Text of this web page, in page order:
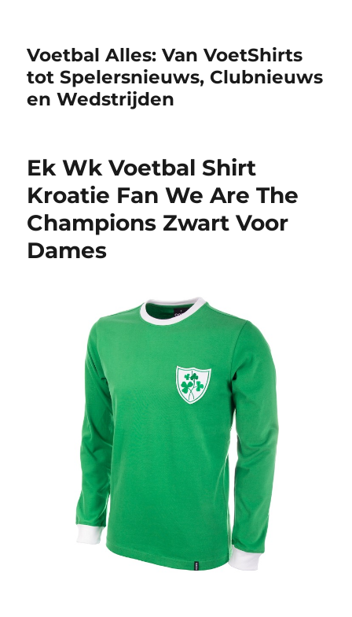
Voetbal Alles: Van VoetShirts
tot Spelersnieuws, Clubnieuws
en Wedstrijden​
Ek Wk Voetbal Shirt
Kroatie Fan We Are The
Champions Zwart Voor
Dames